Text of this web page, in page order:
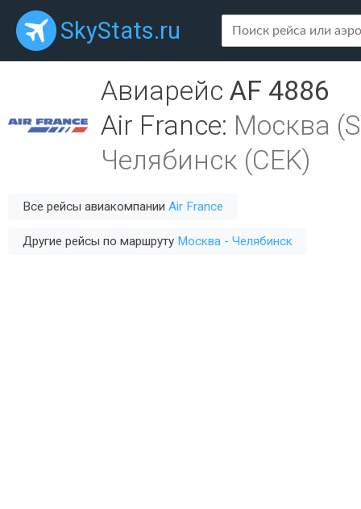
SkyStats.ru
Авиарейс AF 4886
Air France: Москва
Челябинск (CEK)
Все рейсы авиакомпании Air France
Другие рейсы по маршруту Москва - Челябинск